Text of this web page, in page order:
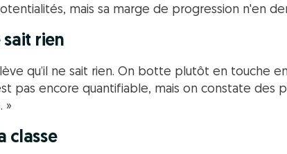
mais sa marge de progression n'en
sait rien
qu’il ne sait rien. On botte plutôt en touche
pas encore quantifiable, mais on constate des
»
classe